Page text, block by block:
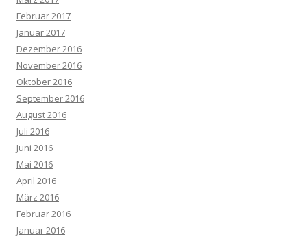
Februar 2017
Januar 2017
Dezember 2016
November 2016
Oktober 2016
September 2016
August 2016
Juli 2016
Juni 2016
Mai 2016
April 2016
März 2016
Februar 2016
Januar 2016